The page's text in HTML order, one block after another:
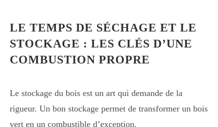
LE TEMPS DE SÉCHAGE ET LE
STOCKAGE : LES CLÉS D’UNE
COMBUSTION PROPRE
Le stockage du bois est un art qui demande de la
rigueur. Un bon stockage permet de transformer un bois
vert en un combustible d’exception.